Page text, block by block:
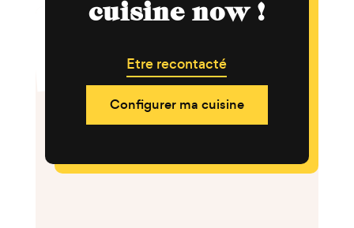
cuisine now !
Etre recontacté
Configurer ma cuisine